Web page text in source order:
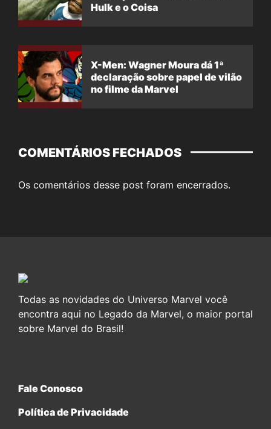
Hulk e o Coisa
X-Men: Wagner Moura dá 1ª
declaração sobre papel de vilão
no filme da Marvel
COMENTÁRIOS FECHADOS
Os comentários desse post foram encerrados.
Todas as novidades do Universo Marvel você
encontra aqui no Legado da Marvel, o maior portal
sobre Marvel do Brasil!
Fale Conosco
Política de Privacidade